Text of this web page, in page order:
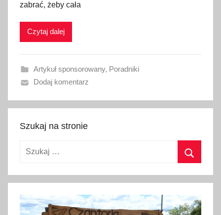
i
w
n
o
6
l
a
0
2
zabrać, żeby cała
Czytaj dalej
Artykuł sponsorowany, Poradniki
Dodaj komentarz
Szukaj na stronie
Szukaj: